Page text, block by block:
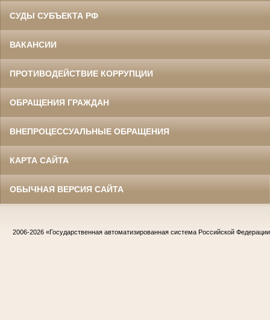
СУДЫ СУБЪЕКТА РФ
ВАКАНСИИ
ПРОТИВОДЕЙСТВИЕ КОРРУПЦИИ
ОБРАЩЕНИЯ ГРАЖДАН
ВНЕПРОЦЕССУАЛЬНЫЕ ОБРАЩЕНИЯ
КАРТА САЙТА
ОБЫЧНАЯ ВЕРСИЯ САЙТА
2006-2026 «Государственная автоматизированная система Российской